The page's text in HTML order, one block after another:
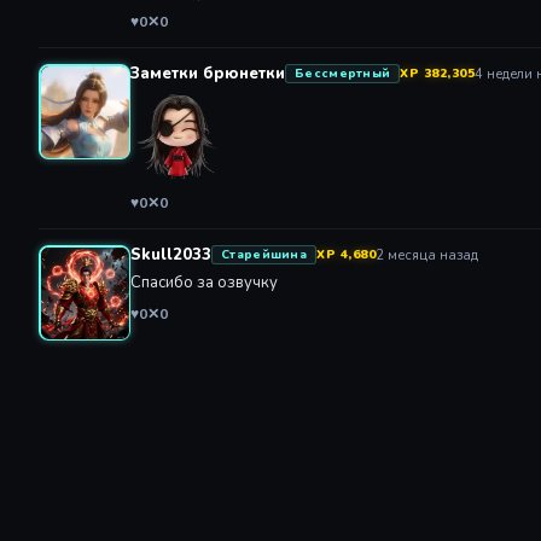
♥0✕0
Заметки брюнетки Бессмертный XP 382,3054 недели
♥0✕0
Skull2033 Старейшина XP 4,6802 месяца назад
Спасибо за озвучку
♥0✕0